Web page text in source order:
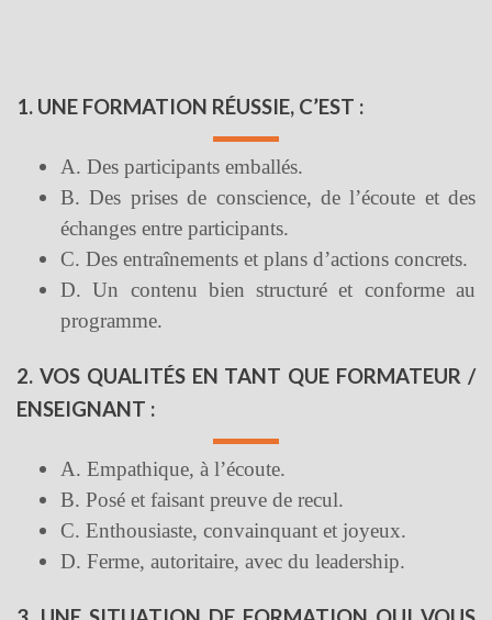
1. UNE FORMATION RÉUSSIE, C’EST :
A. Des participants emballés.
B. Des prises de conscience, de l’écoute et des
échanges entre participants.
C. Des entraînements et plans d’actions concrets.
D. Un contenu bien structuré et conforme au
programme.
2. VOS QUALITÉS EN TANT QUE FORMATEUR /
ENSEIGNANT :
A. Empathique, à l’écoute.
B. Posé et faisant preuve de recul.
C. Enthousiaste, convainquant et joyeux.
D. Ferme, autoritaire, avec du leadership.